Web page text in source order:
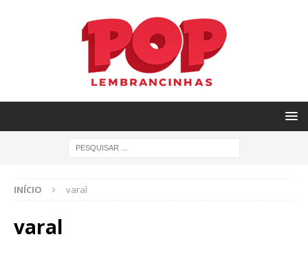
INÍCIO varal
varal